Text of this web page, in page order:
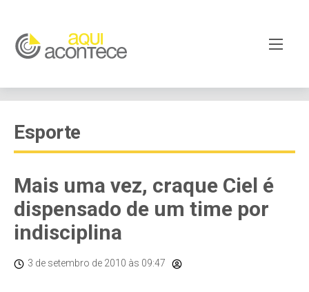
Esporte
Mais uma vez, craque Ciel é
dispensado de um time por
indisciplina
3 de setembro de 2010 às 09:47